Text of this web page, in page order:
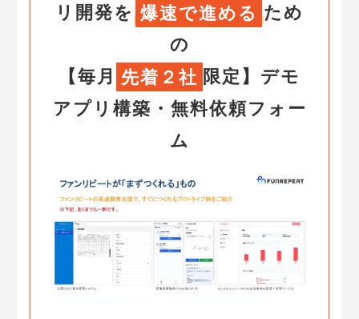
リ開発を 爆速で進める ため
の
【毎月 先着２社 限定】 デモ
アプリ構築・無料依頼フォー
ム